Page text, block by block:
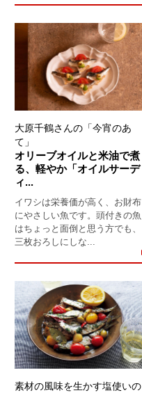
大原千鶴さんの「今宵のあ
て」
オリーブオイルと米油で煮
る、軽やか「オイルサーデ
ィ...
イワシは栄養価が高く、お財布
にやさしい魚です。頭付きの魚
はちょっと面倒と思う方でも、
三枚おろしにしな...
素材の風味を生かす塩使いの